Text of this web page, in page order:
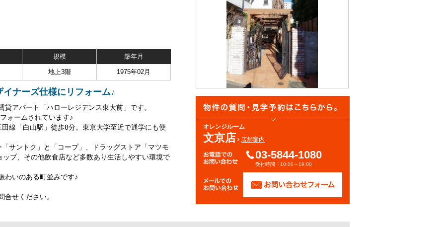
規模 築年月
地上3階 1975年02月
ナーズ仕様にリフォーム♪
アパート「ハローレジデンス東大前」です。
ォームされています♪
線「白山駅」徒歩8分。東京大学至近で通学にも便
サントク」と「コープ」、ドラッグストア「マツモ
プ、その他飲食店など多数あり生活しやすい環境で
わいのある町並みです♪
せください。
オレンジルーム
文京店 店舗案内
03-5844-1080
受付時間︓10:00～19:00